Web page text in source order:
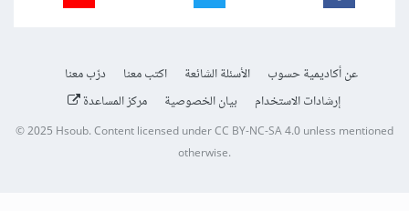
عن أكاديمية حسوب الأسئلة الشائعة اكتب معنا
درّب معنا
إرشادات الاستخدام
بيان الخصوصية مركز المساعدة
© 2025Hsoub.Content licensed underCC BY-NC-SA 4.0unless mentioned
otherwise.